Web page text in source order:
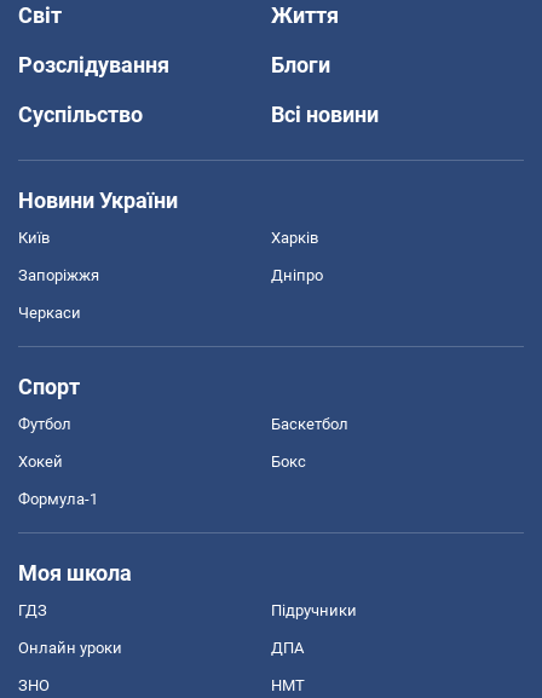
Світ
Життя
Розслідування
Блоги
Суспільство
Всі новини
Новини України
Київ Харків
Запоріжжя Дніпро
Черкаси
Спорт
Футбол Баскетбол
Хокей Бокс
Формула-1
Моя школа
ГДЗ Підручники
Онлайн уроки ДПА
ЗНО НМТ